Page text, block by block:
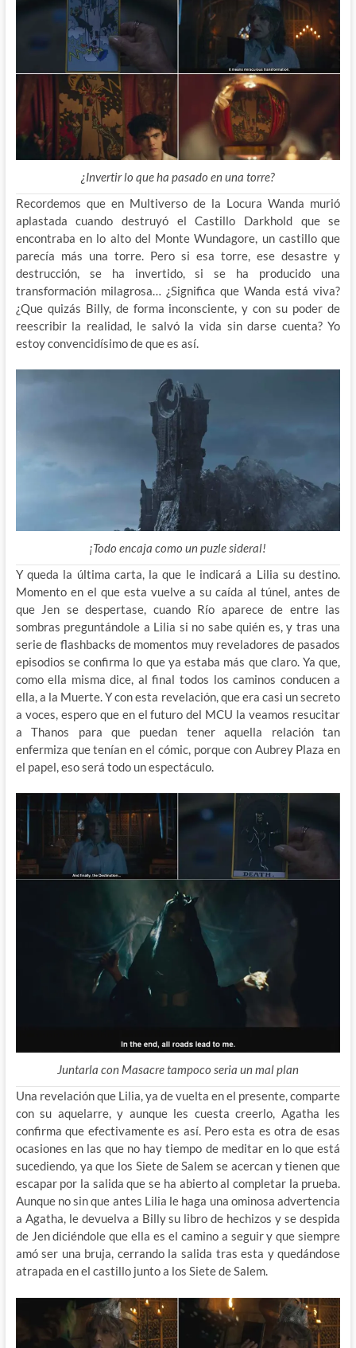
¿Invertir lo que ha pasado en una torre?
Recordemos que en Multiverso de la Locura Wanda murió
aplastada cuando destruyó el Castillo Darkhold que se
encontraba en lo alto del Monte Wundagore, un castillo que
parecía más una torre. Pero si esa torre, ese desastre y
destrucción, se ha invertido, si se ha producido una
transformación milagrosa… ¿Significa que Wanda está viva?
¿Que quizás Billy, de forma inconsciente, y con su poder de
reescribir la realidad, le salvó la vida sin darse cuenta? Yo
estoy convencidísimo de que es así.
¡Todo encaja como un puzle sideral!
Y queda la última carta, la que le indicará a Lilia su destino.
Momento en el que esta vuelve a su caída al túnel, antes de
que Jen se despertase, cuando Río aparece de entre las
sombras preguntándole a Lilia si no sabe quién es, y tras una
serie de flashbacks de momentos muy reveladores de pasados
episodios se confirma lo que ya estaba más que claro. Ya que,
como ella misma dice, al final todos los caminos conducen a
ella, a la Muerte. Y con esta revelación, que era casi un secreto
a voces, espero que en el futuro del MCU la veamos resucitar
a Thanos para que puedan tener aquella relación tan
enfermiza que tenían en el cómic, porque con Aubrey Plaza en
el papel, eso será todo un espectáculo.
Juntarla con Masacre tampoco seria un mal plan
Una revelación que Lilia, ya de vuelta en el presente, comparte
con su aquelarre, y aunque les cuesta creerlo, Agatha les
confirma que efectivamente es así. Pero esta es otra de esas
ocasiones en las que no hay tiempo de meditar en lo que está
sucediendo, ya que los Siete de Salem se acercan y tienen que
escapar por la salida que se ha abierto al completar la prueba.
Aunque no sin que antes Lilia le haga una ominosa advertencia
a Agatha, le devuelva a Billy su libro de hechizos y se despida
de Jen diciéndole que ella es el camino a seguir y que siempre
amó ser una bruja, cerrando la salida tras esta y quedándose
atrapada en el castillo junto a los Siete de Salem.